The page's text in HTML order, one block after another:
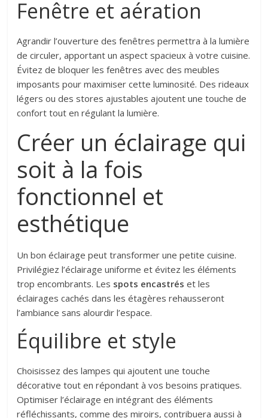
Fenêtre et aération
Agrandir l’ouverture des fenêtres permettra à la lumière
de circuler, apportant un aspect spacieux à votre cuisine.
Évitez de bloquer les fenêtres avec des meubles
imposants pour maximiser cette luminosité. Des rideaux
légers ou des stores ajustables ajoutent une touche de
confort tout en régulant la lumière.
Créer un éclairage qui
soit à la fois
fonctionnel et
esthétique
Un bon éclairage peut transformer une petite cuisine.
Privilégiez l’éclairage uniforme et évitez les éléments
trop encombrants. Les spots encastrés et les
éclairages cachés dans les étagères rehausseront
l’ambiance sans alourdir l’espace.
Équilibre et style
Choisissez des lampes qui ajoutent une touche
décorative tout en répondant à vos besoins pratiques.
Optimiser l’éclairage en intégrant des éléments
réfléchissants, comme des miroirs, contribuera aussi à